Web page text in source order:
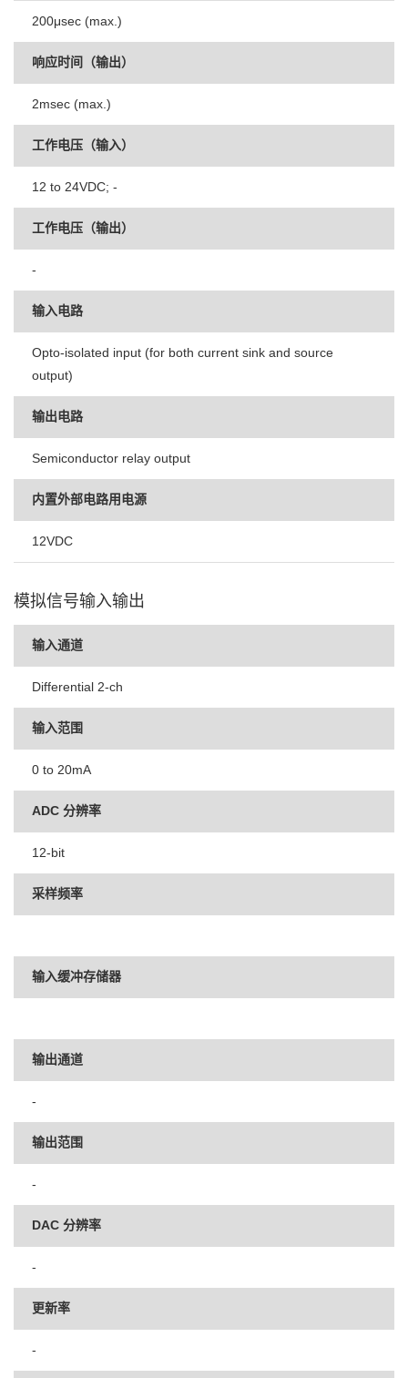
200μsec (max.)
响应时间（输出）
2msec (max.)
工作电压（输入）
12 to 24VDC; -
工作电压（输出）
-
输入电路
Opto-isolated input (for both current sink and source
output)
输出电路
Semiconductor relay output
内置外部电路用电源
12VDC
模拟信号输入输出
输入通道
Differential 2-ch
输入范围
0 to 20mA
ADC 分辨率
12-bit
采样频率
输入缓冲存储器
输出通道
-
输出范围
-
DAC 分辨率
-
更新率
-